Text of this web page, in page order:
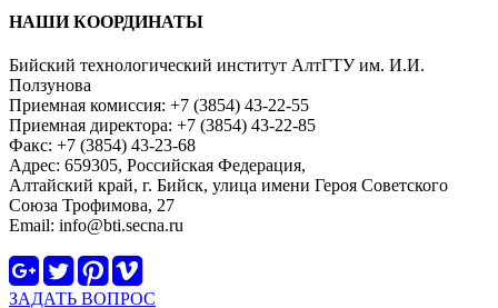
НАШИ КООРДИНАТЫ
Бийский технологический институт АлтГТУ им. И.И.
Ползунова
Приемная комиссия: +7 (3854) 43-22-55
Приемная директора: +7 (3854) 43-22-85
Факс: +7 (3854) 43-23-68
Адрес: 659305, Российская Федерация,
Алтайский край, г. Бийск, улица имени Героя Советского
Союза Трофимова, 27
Email: info@bti.secna.ru
ЗАДАТЬ ВОПРОС